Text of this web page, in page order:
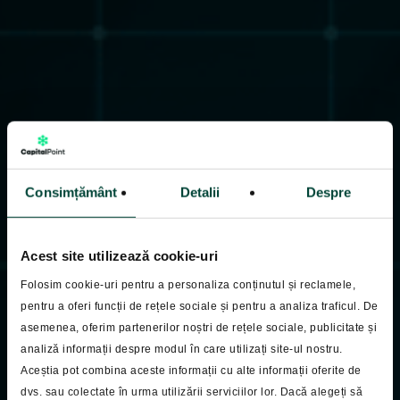
Consimțământ Detalii Despre
Acest site utilizează cookie-uri
Folosim cookie-uri pentru a personaliza conținutul și reclamele,
pentru a oferi funcții de rețele sociale și pentru a analiza traficul. De
asemenea, oferim partenerilor noștri de rețele sociale, publicitate și
analiză informații despre modul în care utilizați site-ul nostru.
Aceștia pot combina aceste informații cu alte informații oferite de
dvs. sau colectate în urma utilizării serviciilor lor. Dacă alegeți să
Pastila Financiara